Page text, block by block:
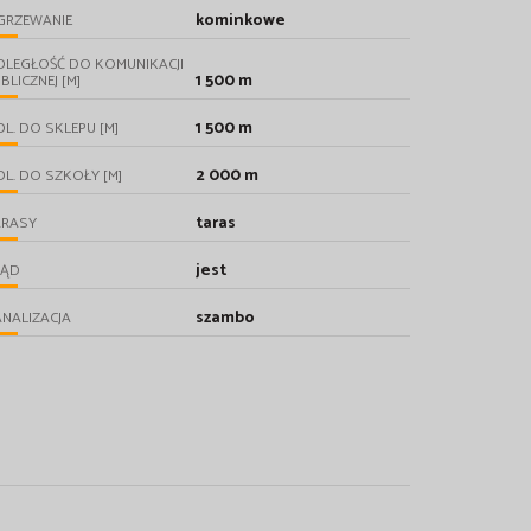
kominkowe
DO KOMUNIKACJI
[M] 1 500 m
DO SKLEPU [M] 1 500 m
DO SZKOŁY [M] 2 000 m
taras
jest
szambo